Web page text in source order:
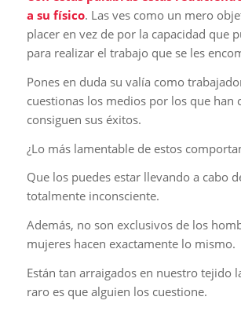
a su físico. Las ves como un mero
placer en vez de por la capacidad que
para realizar el trabajo que se les
Pones en duda su valía como
cuestionas los medios por los que han
consiguen sus éxitos.
¿Lo más lamentable de estos
Que los puedes estar llevando a cabo
totalmente inconsciente.
Además, no son exclusivos de los
mujeres hacen exactamente lo mismo.
Están tan arraigados en nuestro tejido
raro es que alguien los cuestione.